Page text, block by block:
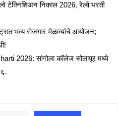
टेक्निशिअन निकाल 2026,रेल्वे भरती
भव्य रोजगार मेळाव्यांचे आयोजन;
2026: सांगोला कॉलेज सोलापूर मध्ये